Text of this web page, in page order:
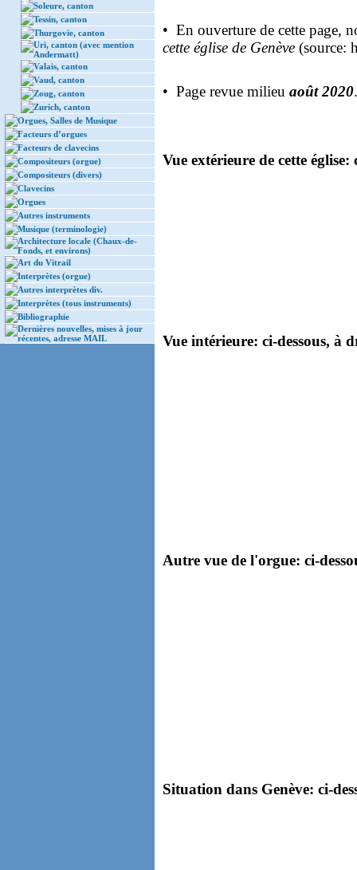
Soleure, canton
Tessin, canton
Thurgovie, canton
Uri, canton (avec mention
Andermatt)
Valais, canton
Vaud, canton
Zoug, canton
Zurich, canton
Orgues, Salles de Musique
Facteurs d’orgues
Facteurs de clavecins
Compositeurs (orgue)
Compositeurs (divers)
Clavecins
Orgues
Autres instruments
Musique (terminologie)
Architecture locale (Chaux-de-
Fonds, et environs)
Art du Vitrail
Interprètes (orgue)
Autres interprètes div.
Interprètes (tous instruments)
Bibliographie
Dernières nouvelles, mises à jour
récentes, adresse MAIL
• En ouverture de cette page,
cette église de Genève (source:
• Page revue milieu août 2020.
Vue extérieure de cette église:
Vue intérieure: ci-dessous, à
Autre vue de l'orgue: ci-
Situation dans Genève: ci-